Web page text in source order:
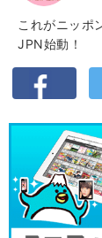
これがニッポ
JPN始動！